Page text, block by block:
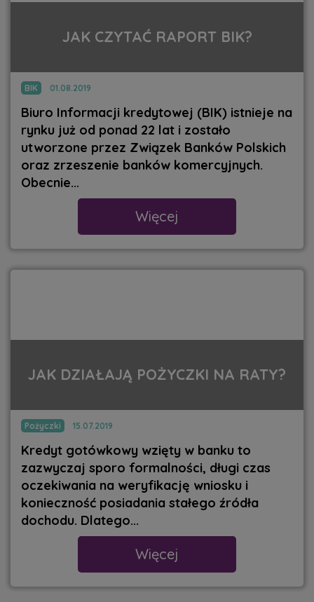
JAK CZYTAĆ RAPORT BIK?
BIK 01.08.2019
Biuro Informacji kredytowej (BIK) istnieje na
rynku już od ponad 22 lat i zostało
utworzone przez Związek Banków Polskich
oraz zrzeszenie banków komercyjnych.
Obecnie...
Więcej
JAK DZIAŁAJĄ POŻYCZKI NA RATY?
Pożyczki 15.07.2019
Kredyt gotówkowy wzięty w banku to
zazwyczaj sporo formalności, długi czas
oczekiwania na weryfikację wniosku i
konieczność posiadania stałego źródła
dochodu. Dlatego...
Więcej